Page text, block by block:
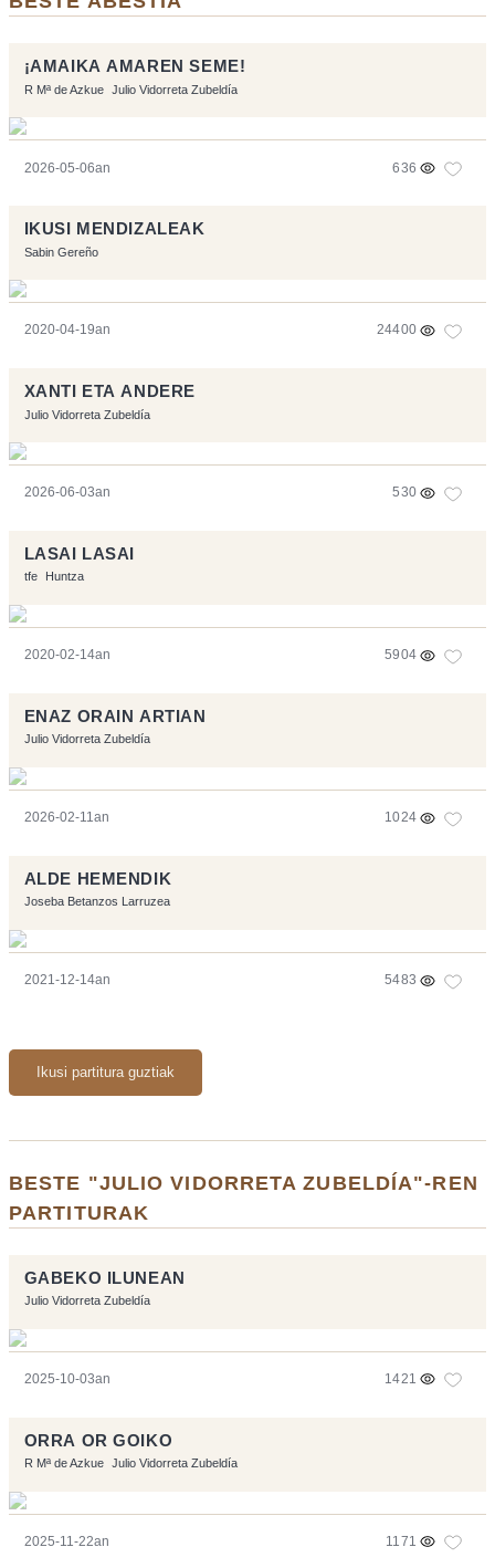
¡AMAIKA AMAREN SEME!
R Mª de Azkue Julio Vidorreta Zubeldía
2026-05-06an 636
IKUSI MENDIZALEAK
Sabin Gereño
2020-04-19an 24400
XANTI ETA ANDERE
Julio Vidorreta Zubeldía
2026-06-03an 530
LASAI LASAI
tfe Huntza
2020-02-14an 5904
ENAZ ORAIN ARTIAN
Julio Vidorreta Zubeldía
2026-02-11an 1024
ALDE HEMENDIK
Joseba Betanzos Larruzea
2021-12-14an 5483
Ikusi partitura guztiak
BESTE "JULIO VIDORRETA ZUBELDÍA"-REN
PARTITURAK
GABEKO ILUNEAN
Julio Vidorreta Zubeldía
2025-10-03an 1421
ORRA OR GOIKO
R Mª de Azkue Julio Vidorreta Zubeldía
2025-11-22an 1171